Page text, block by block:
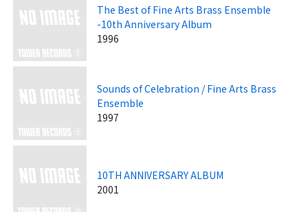
The Best of Fine Arts Brass Ensemble
-10th Anniversary Album
1996
Sounds of Celebration / Fine Arts Brass
Ensemble
1997
10TH ANNIVERSARY ALBUM
2001